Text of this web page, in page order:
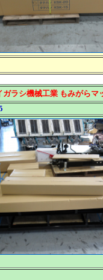
ガラシ機械工業 もみがらマ